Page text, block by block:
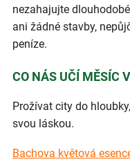
nezahajujte
ani žádné stavby,
peníze.
CO NÁS UČÍ MĚSÍC
Prožívat city do
svou láskou.
Bachova květová